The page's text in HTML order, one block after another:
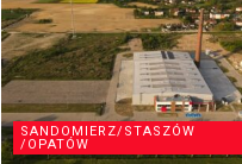
SANDOMIERZ/STASZÓW
/OPATÓW